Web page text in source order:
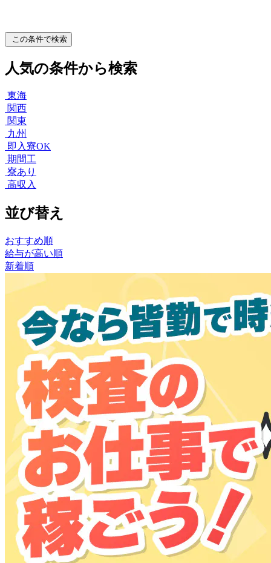
この条件で検索
人気の条件から検索
東海
関西
関東
九州
即入寮OK
期間工
寮あり
高収入
並び替え
おすすめ順
給与が高い順
新着順